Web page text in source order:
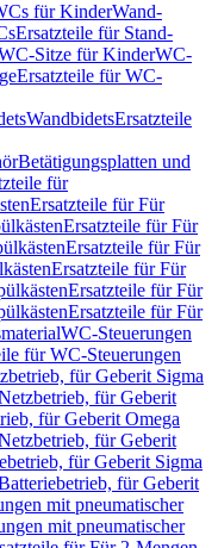
für KinderWand-
Ersatzteile für Stand-
Sitze für KinderWC-
Ersatzteile für WC-
WandbidetsErsatzteile
Betätigungsplatten und
für
Ersatzteile für Für
Ersatzteile für Für
Ersatzteile für Für
Ersatzteile für Für
Ersatzteile für Für
Ersatzteile für Für
WC-Steuerungen
für WC-Steuerungen
für Geberit Sigma
für Geberit
für Geberit Omega
für Geberit
für Geberit Sigma
für Geberit
mit pneumatischer
mit pneumatischer